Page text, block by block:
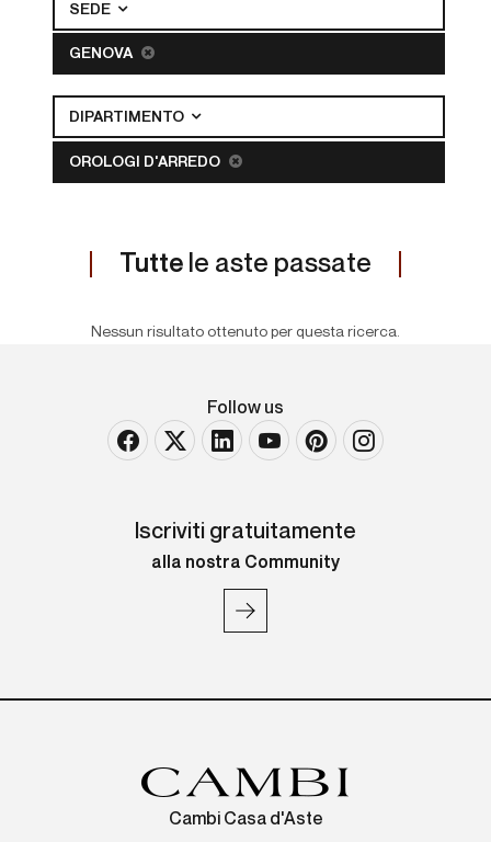
SEDE
GENOVA
DIPARTIMENTO
OROLOGI D'ARREDO
Tutte le aste passate
Nessun risultato ottenuto per questa ricerca.
Follow us
Iscriviti gratuitamente
alla nostra Community
Cambi Casa d'Aste